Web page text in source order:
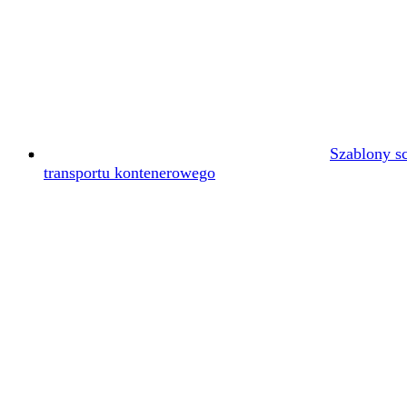
Szablony
transportu kontenerowego